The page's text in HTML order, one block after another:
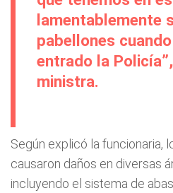
lamentablemente
pabellones
entrado la
ministra.
Según explicó la funcionaria,
causaron daños en diversas
incluyendo el sistema de